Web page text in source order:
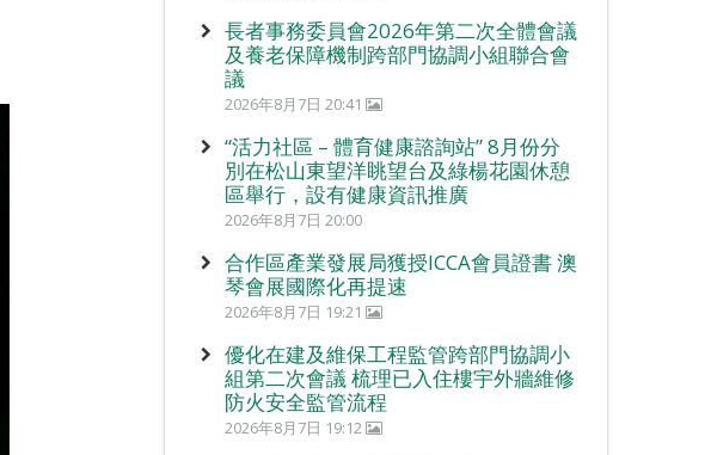
長者事務委員會2026年第二次全體會議
及養老保障機制跨部門協調小組聯合會
議
2026年8月7日 20:41
“活力社區 – 體育健康諮詢站” 8月份分
別在松山東望洋眺望台及綠楊花園休憩
區舉行，設有健康資訊推廣
2026年8月7日 20:00
合作區產業發展局獲授ICCA會員證書 澳
琴會展國際化再提速
2026年8月7日 19:21
優化在建及維保工程監管跨部門協調小
組第二次會議 梳理已入住樓宇外牆維修
防火安全監管流程
2026年8月7日 19:12